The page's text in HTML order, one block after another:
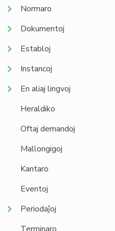
Normaro
Dokumentoj
Establoj
Instancoj
En aliaj lingvoj
Heraldiko
Oftaj demandoj
Mallongigoj
Kantaro
Eventoj
Periodaĵoj